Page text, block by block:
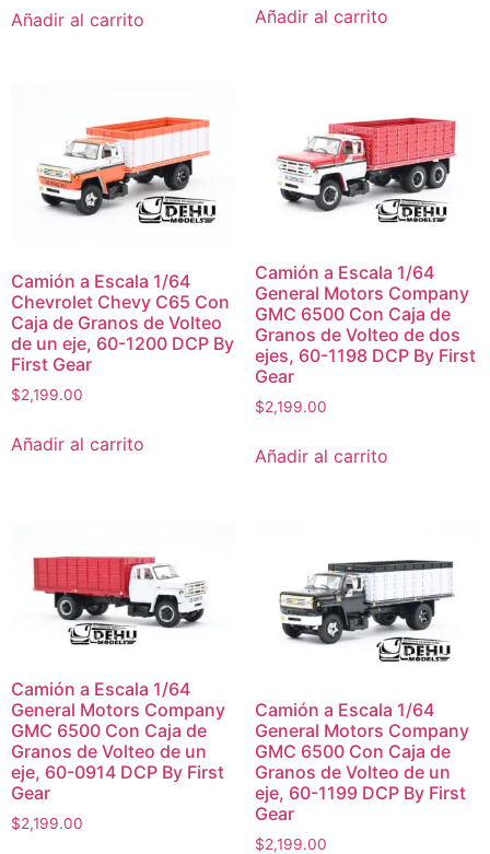
Añadir al carrito Añadir al carrito
Camión a Escala 1/64
Chevrolet Chevy C65 Con
Caja de Granos de Volteo
de un eje, 60-1200 DCP By
First Gear
$2,199.00
Añadir al carrito
Camión a Escala 1/64
General Motors Company
GMC 6500 Con Caja de
Granos de Volteo de dos
ejes, 60-1198 DCP By First
Gear
$2,199.00
Añadir al carrito
Camión a Escala 1/64
General Motors Company
GMC 6500 Con Caja de
Granos de Volteo de un
eje, 60-0914 DCP By First
Gear
$2,199.00
Camión a Escala 1/64
General Motors Company
GMC 6500 Con Caja de
Granos de Volteo de un
eje, 60-1199 DCP By First
Gear
$2,199.00